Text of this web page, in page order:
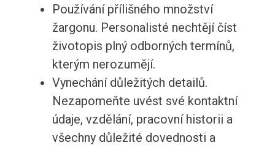
Používání přílišného množství
žargonu. Personalisté nechtějí číst
životopis plný odborných termínů,
kterým nerozumějí.
Vynechání důležitých detailů.
Nezapomeňte uvést své kontaktní
údaje, vzdělání, pracovní historii a
všechny důležité dovednosti a